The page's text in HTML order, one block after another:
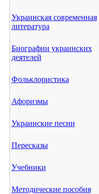
Украинская современная
литература
Биографии украинских
деятелей
Фольклористика
Афоризмы
Украинские песни
Пересказы
Учебники
Методические пособия